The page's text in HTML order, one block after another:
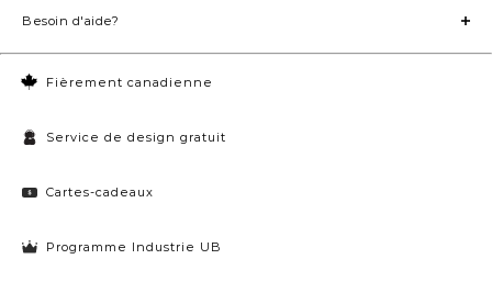
Fièrement canadienne
Service de design gratuit
Cartes-cadeaux
Programme Industrie UB
Besoin d'aide?